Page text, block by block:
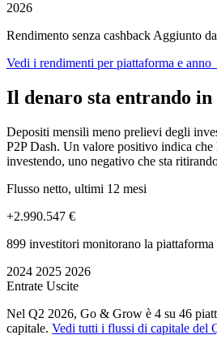
2026
Rendimento senza cashback Aggiunto
Vedi i rendimenti per piattaforma e
Il denaro sta entrando
Depositi mensili meno prelievi degli
P2P Dash. Un valore positivo indica che
investendo, uno negativo che sta
Flusso netto, ultimi 12 mesi
+2.990.547 €
899 investitori monitorano la piattaforma
2024 2025 2026
Entrate Uscite
Nel Q2 2026, Go & Grow è 4 su 46
capitale. Vedi tutti i flussi di capitale del